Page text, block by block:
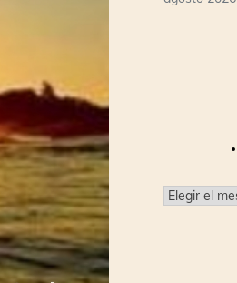
Archivos